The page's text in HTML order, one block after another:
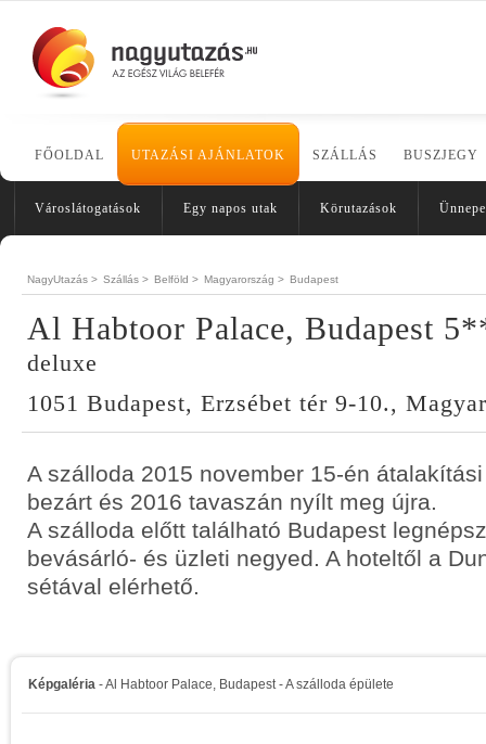
FŐOLDAL UTAZÁSI AJÁNLATOK SZÁLLÁS BUSZJEGY
Városlátogatások Egy napos utak Körutazások
NagyUtazás > Szállás > Belföld > Magyarország > Budapest
Al Habtoor Palace, Budapest
deluxe
1051 Budapest, Erzsébet tér 9-10.,
A szálloda 2015 november 15-én
bezárt és 2016 tavaszán nyílt meg újra.
A szálloda előtt található Budapest
bevásárló- és üzleti negyed. A hoteltől a
sétával elérhető.
Képgaléria - Al Habtoor Palace, Budapest - A szálloda épülete